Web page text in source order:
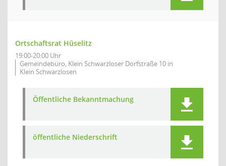
Ortschaftsrat Hüselitz
19:00-20:00 Uhr
Gemeindebüro, Klein Schwarzloser Dorfstraße 10 in
Klein Schwarzlosen
Öffentliche Bekanntmachung
öffentliche Niederschrift